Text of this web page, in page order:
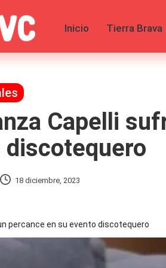
Inicio Tierra Brava
Capelli
discotequero
18 diciembre, 2023
percance en su evento discotequero